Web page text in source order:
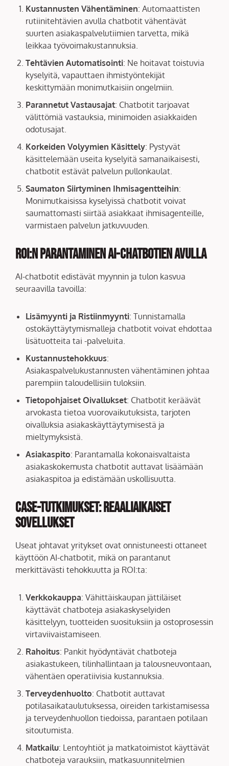
Kustannusten Vähentäminen: Automaattisten
rutiinitehtävien avulla chatbotit vähentävät
suurten asiakaspalvelutiimien tarvetta, mikä
leikkaa työvoimakustannuksia.
Tehtävien Automatisointi: Ne hoitavat toistuvia
kyselyitä, vapauttaen ihmistyöntekijät
keskittymään monimutkaisiin ongelmiin.
Parannetut Vastausajat: Chatbotit tarjoavat
välittömiä vastauksia, minimoiden asiakkaiden
odotusajat.
Korkeiden Volyymien Käsittely: Pystyvät
käsittelemään useita kyselyitä samanaikaisesti,
chatbotit estävät palvelun pullonkaulat.
Saumaton Siirtyminen Ihmisagentteihin:
Monimutkaisissa kyselyissä chatbotit voivat
saumattomasti siirtää asiakkaat ihmisagenteille,
varmistaen palvelun jatkuvuuden.
ROI:n Parantaminen AI-chatbotien Avulla
AI-chatbotit edistävät myynnin ja tulon kasvua
seuraavilla tavoilla:
Lisämyynti ja Ristiinmyynti: Tunnistamalla
ostokäyttäytymismalleja chatbotit voivat ehdottaa
lisätuotteita tai -palveluita.
Kustannustehokkuus:
Asiakaspalvelukustannusten vähentäminen johtaa
parempiin taloudellisiin tuloksiin.
Tietopohjaiset Oivallukset: Chatbotit keräävät
arvokasta tietoa vuorovaikutuksista, tarjoten
oivalluksia asiakaskäyttäytymisestä ja
mieltymyksistä.
Asiakaspito: Parantamalla kokonaisvaltaista
asiakaskokemusta chatbotit auttavat lisäämään
asiakaspitoa ja edistämään uskollisuutta.
Case-tutkimukset: Reaaliaikaiset
Sovellukset
Useat johtavat yritykset ovat onnistuneesti ottaneet
käyttöön AI-chatbotit, mikä on parantanut
merkittävästi tehokkuutta ja ROI:ta:
Verkkokauppa: Vähittäiskaupan jättiläiset
käyttävät chatboteja asiakaskyselyiden
käsittelyyn, tuotteiden suosituksiin ja ostoprosessin
virtaviivaistamiseen.
Rahoitus: Pankit hyödyntävät chatboteja
asiakastukeen, tilinhallintaan ja talousneuvontaan,
vähentäen operatiivisia kustannuksia.
Terveydenhuolto: Chatbotit auttavat
potilasaikataulutuksessa, oireiden tarkistamisessa
ja terveydenhuollon tiedoissa, parantaen potilaan
sitoutumista.
Matkailu: Lentoyhtiöt ja matkatoimistot käyttävät
chatboteja varauksiin, matkasuunnitelmien